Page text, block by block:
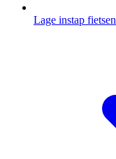
Lage instap fietsen